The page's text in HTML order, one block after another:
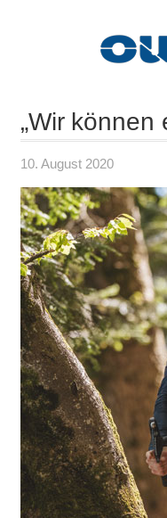
„Wir können
10. August 2020